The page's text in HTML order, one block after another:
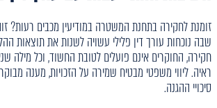
זומנת לחקירה בתחנת המשטרה במודיעין מכבים רעות?
שבה נוכחות עורך דין פלילי עשויה לשנות את תוצאות
חקירה, החוקרים אינם פועלים לטובת החשוד, וכל מילה
ראיה. ליווי משפטי מבטיח שמירה על הזכויות, מענה
סיכויי ההגנה.